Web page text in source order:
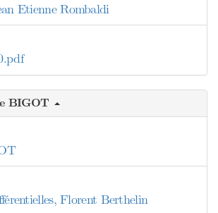
Etienne Rombaldi
BIGOT
Florent Berthelin